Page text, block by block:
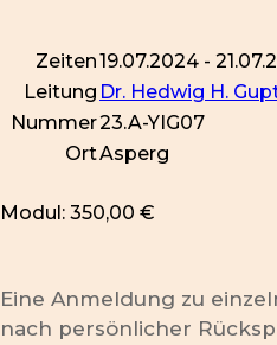
Zeiten19.07.2024 -
Leitung Dr. Hedwig H.
Nummer23.A-YIG07
OrtAsperg
Modul: 350,00 €
Eine Anmeldung zu
nach persönlicher